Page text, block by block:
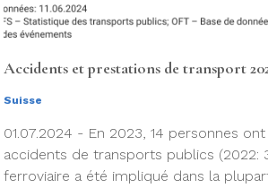
Accidents et prestations de transport
Suisse
01.07.2024 - En 2023, 14 personnes
accidents de transports publics (2022:
ferroviaire a été impliqué dans la